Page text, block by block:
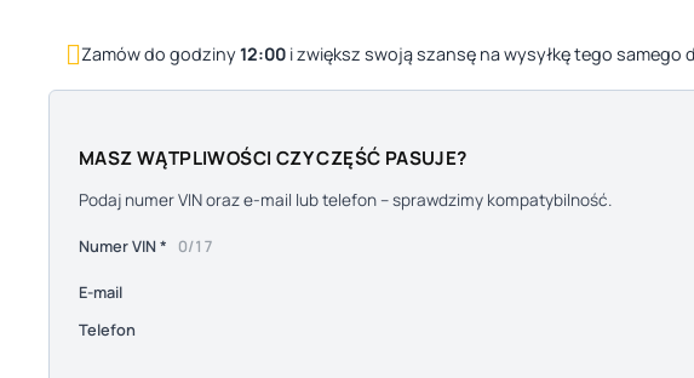
Zamów do godziny12:00i zwiększ swoją szansę na wysyłkę tego samego
MASZ WĄTPLIWOŚCI CZY CZĘŚĆ PASUJE?
Podaj numer VIN oraz e-mail lub telefon – sprawdzimy kompatybilność.
Numer VIN * 0/17
E-mail
Telefon